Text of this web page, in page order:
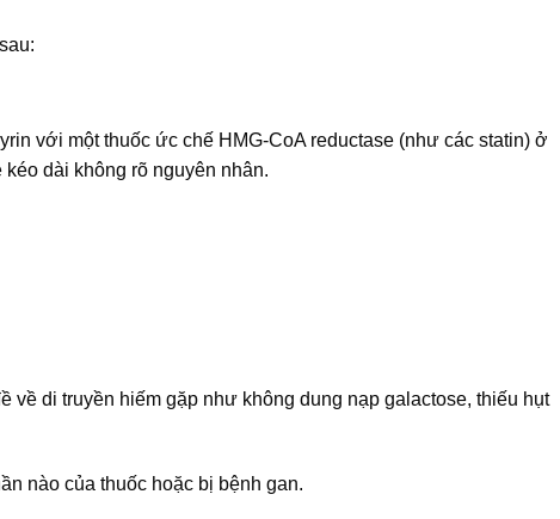
với một thuốc ức chế HMG-CoA reductase (như các statin) ở
dài không rõ nguyên nhân.
về di truyền hiếm gặp như không dung nạp galactose, thiếu hụt
nào của thuốc hoặc bị bệnh gan.